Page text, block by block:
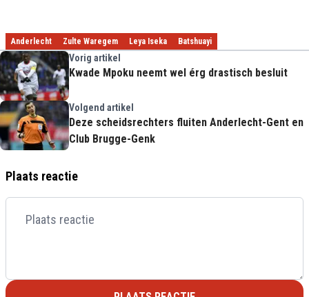
Anderlecht Zulte Waregem Leya Iseka Batshuayi
Vorig artikel
Kwade Mpoku neemt wel érg drastisch besluit
Volgend artikel
Deze scheidsrechters fluiten Anderlecht-Gent en
Club Brugge-Genk
Plaats reactie